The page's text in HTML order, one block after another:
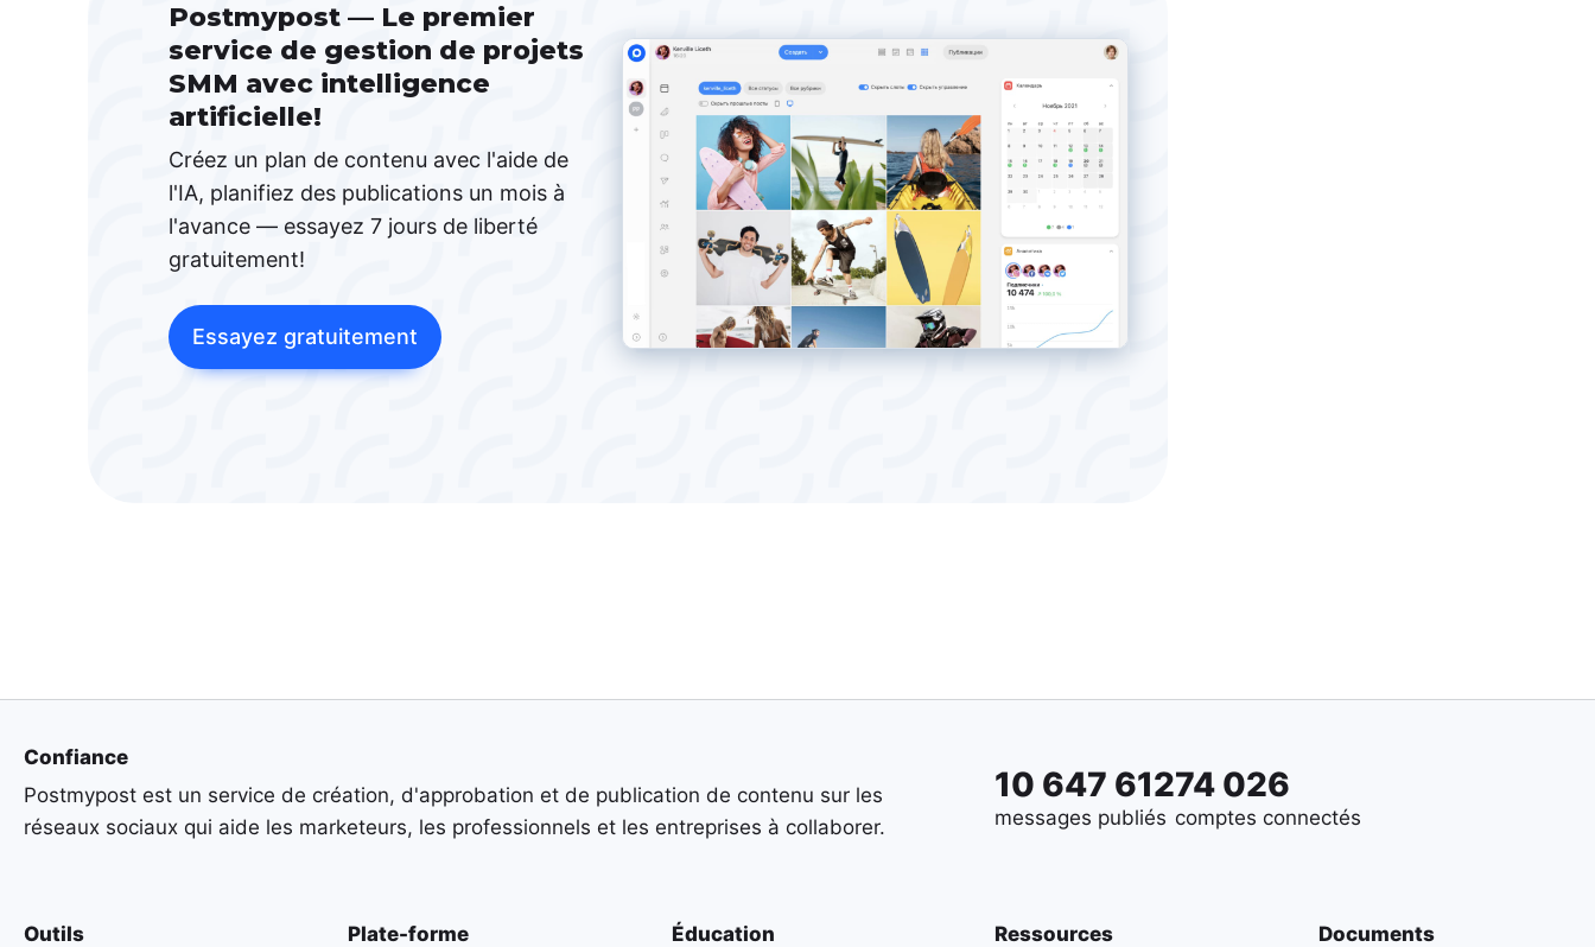
Postmypost — Le premier
service de gestion de projets
SMM avec intelligence
artificielle!
Créez un plan de contenu avec l'aide de
l'IA, planifiez des publications un mois à
l'avance — essayez 7 jours de liberté
gratuitement!
Essayez gratuitement
Confiance
Postmypost est un service de création, d'approbation et de publication de contenu sur les
réseaux sociaux qui aide les marketeurs, les professionnels et les entreprises à collaborer.
10 647 612
messages publiés
74 026
comptes connectés
Outils Plate-forme Ressources
Éducation Documents